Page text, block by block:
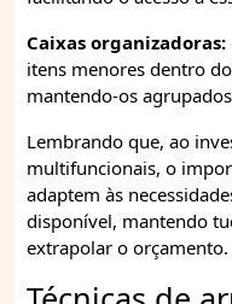
Caixas organizadoras:
itens menores dentro
mantendo-os
Lembrando que, ao
multifuncionais, o
adaptem às
disponível, mantendo
extrapolar o orçamento.